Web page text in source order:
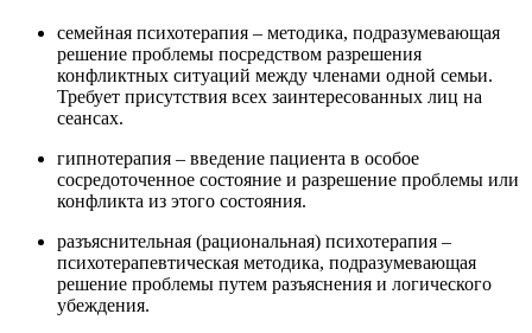
семейная психотерапия – методика, подразумевающая
решение проблемы посредством разрешения
конфликтных ситуаций между членами одной семьи.
Требует присутствия всех заинтересованных лиц на
сеансах.
гипнотерапия – введение пациента в особое
сосредоточенное состояние и разрешение проблемы или
конфликта из этого состояния.
разъяснительная (рациональная) психотерапия –
психотерапевтическая методика, подразумевающая
решение проблемы путем разъяснения и логического
убеждения.